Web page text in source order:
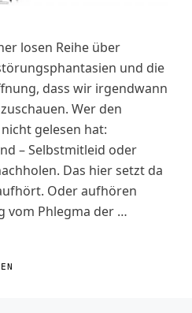
losen Reihe über
und die
dass wir irgendwann
Wer den
gelesen hat:
– Selbstmitleid oder
Das hier setzt da
Oder aufhören
vom Phlegma der …